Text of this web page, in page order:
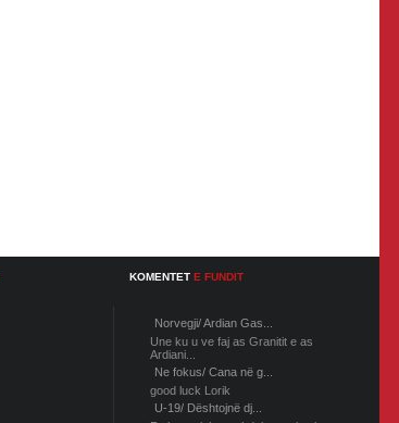
KOMENTET E FUNDIT
Norvegji/ Ardian Gas...
Une ku u ve faj as Granitit e as
Ardiani...
Ne fokus/ Cana në g...
good luck Lorik
U-19/ Dështojnë dj...